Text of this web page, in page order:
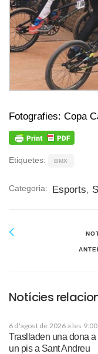
Fotografies: Copa
Etiquetes: BMX
Categoria: Esports,
Notícies
6 d'agost de 2026 a les 9:00
Traslladen una dona
un pis a Sant Andreu